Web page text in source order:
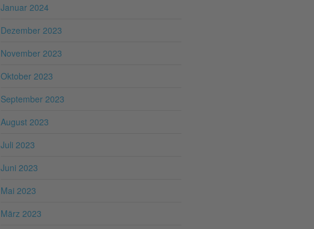
Januar 2024
Dezember 2023
November 2023
Oktober 2023
September 2023
August 2023
Juli 2023
Juni 2023
Mai 2023
März 2023